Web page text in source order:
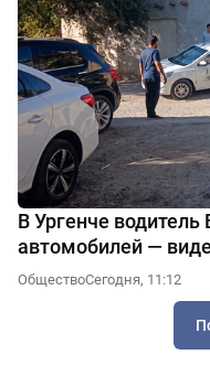
В Ургенче водитель
автомобилей —
ОбществоСегодня, 11:12